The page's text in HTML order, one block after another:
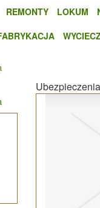
REMONTY LOKUM